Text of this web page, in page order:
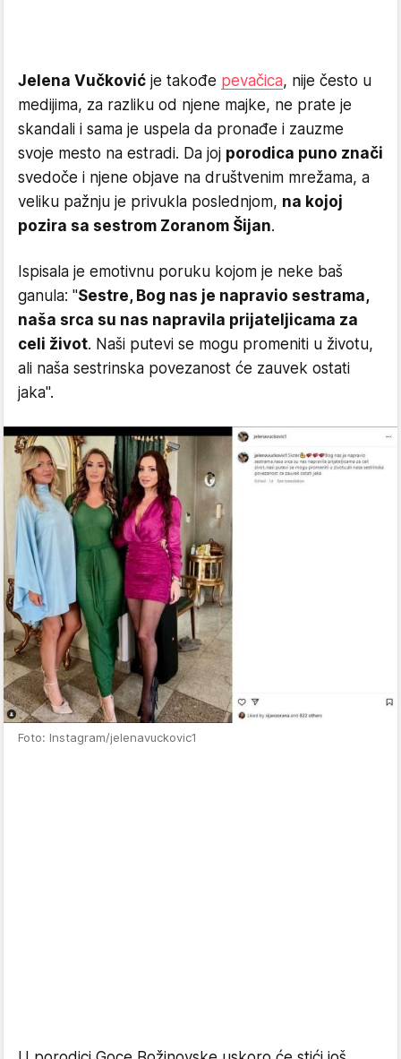
Jelena Vučković je takođe pevačica, nije često u
medijima, za razliku od njene majke, ne prate je
skandali i sama je uspela da pronađe i zauzme
svoje mesto na estradi. Da joj porodica puno znači
svedoče i njene objave na društvenim mrežama, a
veliku pažnju je privukla poslednjom, na kojoj
pozira sa sestrom Zoranom Šijan.
Ispisala je emotivnu poruku kojom je neke baš
ganula: "Sestre, Bog nas je napravio sestrama,
naša srca su nas napravila prijateljicama za
celi život. Naši putevi se mogu promeniti u životu,
ali naša sestrinska povezanost će zauvek ostati
jaka".
Foto: Instagram/jelenavuckovic1